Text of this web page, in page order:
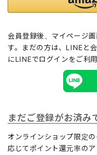
会員登録後、マイページ
す。まだの方は、 LINEと
にLINEでログインをご利用
まだご登録がお済み
オンラインショップ限定
応じてポイント還元率の